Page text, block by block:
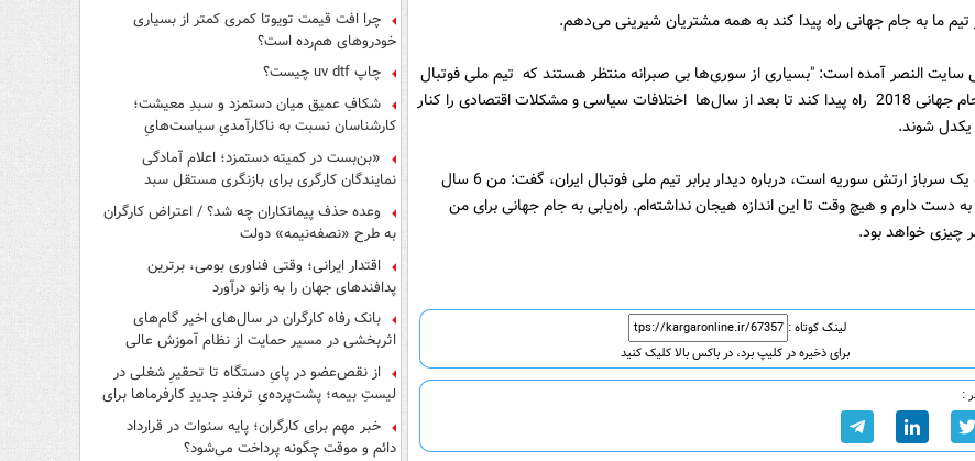
تیم ما به جام جهانی راه پیدا کند به همه مشتریان شیرینی می‌دهم.
سایت النصر آمده است: "بسیاری از سوری‌ها بی صبرانه منتظر هستند که تیم‌ ‌ملی فوتبال
کشور آنها به جام جهانی 2018 راه پیدا کند تا بعد از سال‌ها اختلافات سیاسی و مشکلات اقتصادی را کنار
یکدل شوند.
سونیل علی که یک سرباز ارتش سوریه است، درباره دیدار برابر تیم‌ ‌ملی فوتبال ایران، گفت‌: من 6 سال
دست دارم و هیچ وقت تا این اندازه هیجان نداشته‌ام. راه‌یابی به جام جهانی برای من
چیزی خواهد بود.
لینک کوتاه :
برای ذخیره در کلیپ برد، در باکس بالا کلیک کنید
:
چرا افت قیمت تویوتا کمری کمتر از بسیاری
خودروهای هم‌رده است؟
چاپ uv dtf چیست؟
شکافِ عمیق میان دستمزد و سبدِ معیشت؛
کارشناسان نسبت به ناکارآمدیِ سیاست‌هایِ
حمایتی هشدار دادند
«بن‌بست در کمیته دستمزد؛ اعلام آمادگی
نمایندگان کارگری برای بازنگری مستقل سبد
وعده حذف پیمانکاران چه شد؟ / اعتراض کارگران
به طرح «نصفه‌نیمه» دولت
اقتدار ایرانی؛ وقتی فناوری بومی، برترین
پدافندهای جهان را به زانو درآورد
بانک رفاه کارگران در سال‌های اخیر گام‌های
اثربخشی در مسیر حمایت از نظام آموزش عالی
برداشته است
از نقص‌عضو در پایِ دستگاه تا تحقیرِ شغلی در
لیستِ بیمه؛ پشت‌پرده‌یِ ترفندِ جدیدِ کارفرماها برای
فرار از قانون چیست؟
خبر مهم برای کارگران؛ پایه سنوات در قرارداد
دائم و موقت چگونه پرداخت می‌شود؟